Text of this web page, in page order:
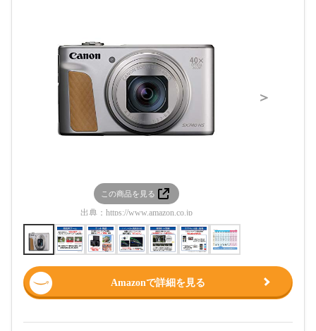
この商品を見る
出典： https://www.amazon.co.jp
＞
Amazonで詳細を見る